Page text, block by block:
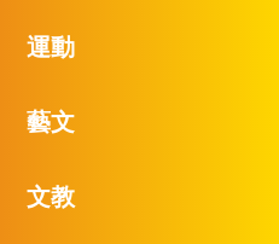
運動
藝文
文教